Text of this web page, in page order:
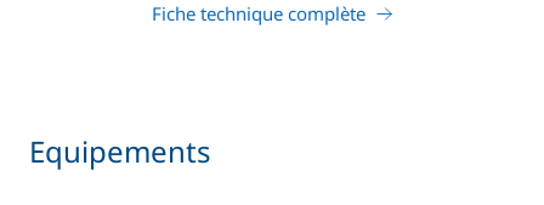
Fiche technique complète
Equipements